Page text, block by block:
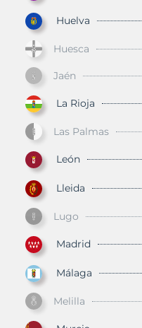
Huelva
Huesca
Jaén
La Rioja
Las Palmas
León
Lleida
Lugo
Madrid
Málaga
Melilla